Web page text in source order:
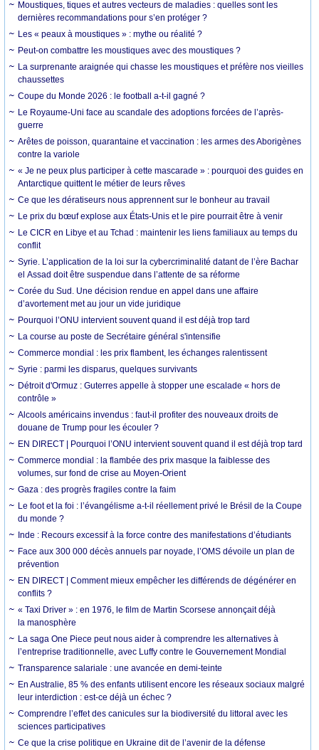
Moustiques, tiques et autres vecteurs de maladies : quelles sont les
dernières recommandations pour s’en protéger ?
Les « peaux à moustiques » : mythe ou réalité ?
Peut-on combattre les moustiques avec des moustiques ?
La surprenante araignée qui chasse les moustiques et préfère nos vieilles
chaussettes
Coupe du Monde 2026 : le football a-t-il gagné ?
Le Royaume-Uni face au scandale des adoptions forcées de l’après-
guerre
Arêtes de poisson, quarantaine et vaccination : les armes des Aborigènes
contre la variole
« Je ne peux plus participer à cette mascarade » : pourquoi des guides en
Antarctique quittent le métier de leurs rêves
Ce que les dératiseurs nous apprennent sur le bonheur au travail
Le prix du bœuf explose aux États-Unis et le pire pourrait être à venir
Le CICR en Libye et au Tchad : maintenir les liens familiaux au temps du
conflit
Syrie. L’application de la loi sur la cybercriminalité datant de l’ère Bachar
el Assad doit être suspendue dans l’attente de sa réforme
Corée du Sud. Une décision rendue en appel dans une affaire
d’avortement met au jour un vide juridique
Pourquoi l’ONU intervient souvent quand il est déjà trop tard
La course au poste de Secrétaire général s'intensifie
Commerce mondial : les prix flambent, les échanges ralentissent
Syrie : parmi les disparus, quelques survivants
Détroit d'Ormuz : Guterres appelle à stopper une escalade « hors de
contrôle »
Alcools américains invendus : faut-il profiter des nouveaux droits de
douane de Trump pour les écouler ?
EN DIRECT | Pourquoi l’ONU intervient souvent quand il est déjà trop tard
Commerce mondial : la flambée des prix masque la faiblesse des
volumes, sur fond de crise au Moyen-Orient
Gaza : des progrès fragiles contre la faim
Le foot et la foi : l’évangélisme a-t-il réellement privé le Brésil de la Coupe
du monde ?
Inde : Recours excessif à la force contre des manifestations d’étudiants
Face aux 300 000 décès annuels par noyade, l’OMS dévoile un plan de
prévention
EN DIRECT | Comment mieux empêcher les différends de dégénérer en
conflits ?
« Taxi Driver » : en 1976, le film de Martin Scorsese annonçait déjà
la manosphère
La saga One Piece peut nous aider à comprendre les alternatives à
l’entreprise traditionnelle, avec Luffy contre le Gouvernement Mondial
Transparence salariale : une avancée en demi-teinte
En Australie, 85 % des enfants utilisent encore les réseaux sociaux malgré
leur interdiction : est-ce déjà un échec ?
Comprendre l’effet des canicules sur la biodiversité du littoral avec les
sciences participatives
Ce que la crise politique en Ukraine dit de l’avenir de la défense